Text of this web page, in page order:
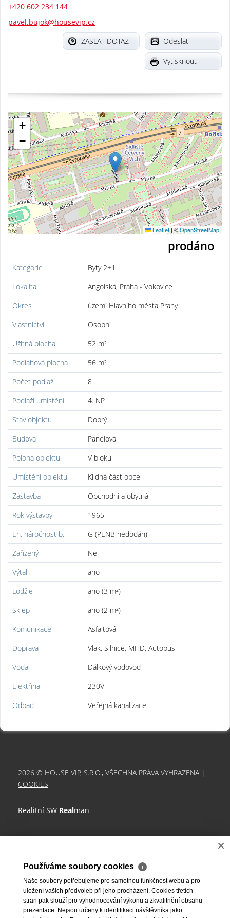
+420 602 234 144
pavel.bujok@housevip.cz
Odeslat
ZASLAT DOTAZ
Vytisknout
+
−
Leaflet|©OpenStreetMap
prodáno
Kategorie
Byty 2+1
Lokalita
Angolská, Praha - Vokovice
Okres
území Hlavního města Prahy
Vlastnictví
Osobní
Užitná plocha
52 m²
Podlahová plocha
56 m²
Počet podlaží
8
Podlaží umístění
4. NP
Stav objektu
Dobrý
Budova
Panelová
Poloha objektu
V bloku
Umístění objektu
Klidná část obce
Zástavba
Obchodní a obytná
Rok výstavby
1965
En. náročnost b.
G (PENB nedodán)
Zařízený
Ne
Výtah
ano
Lodžie
ano (3 m²)
Sklep
ano (2 m²)
Komunikace
Asfaltová
Doprava
Vlak, Silnice, MHD, Autobus
Voda
Dálkový vodovod
Elektřina
230V
Odpad
Veřejná kanalizace
2026 © HOUSE VIP, S.R.O., VŠECHNA PRÁVA VYHRAZENA |
COOKIES
Realitní SW Realman
×
Používáme soubory cookies ℹ
Naše soubory potřebujeme pro samotnou funkčnost webu a pro
uložení vašich předvoleb při jeho procházení. Cookies třetích
stran pak slouží pro vyhodnocování výkonu a zkvalitnění obsahu
prezentace. Nejsou určeny k identifikaci návštěvníka jako